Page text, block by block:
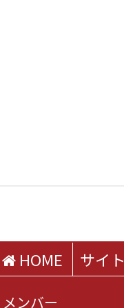
HOME サイ
メンバー